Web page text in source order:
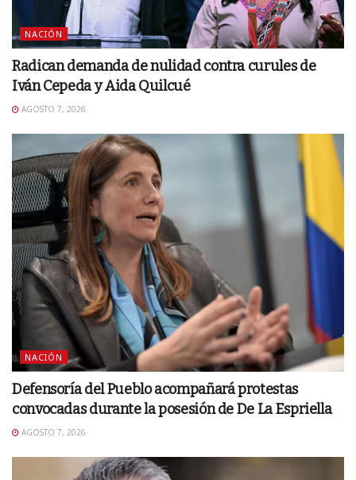
NACIÓN
Radican demanda de nulidad contra curules de
Iván Cepeda y Aida Quilcué
AGOSTO 7, 2026
NACIÓN
Defensoría del Pueblo acompañará protestas
convocadas durante la posesión de De La Espriella
AGOSTO 7, 2026